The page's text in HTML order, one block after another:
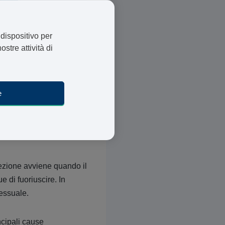
ORDINA ORA
avviene quando il
di fuoriuscire. In
cause
per
attività di